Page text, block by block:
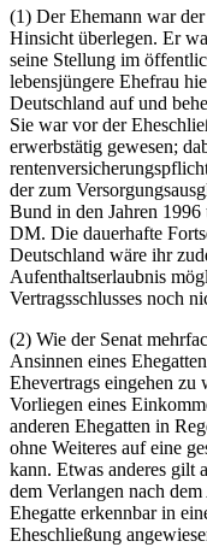
(1) Der Ehemann war
Hinsicht überlegen. Er
seine Stellung im
lebensjüngere Ehefrau
Deutschland auf und
Sie war vor der
erwerbstätig gewesen;
der zum
Bund in den Jahren
DM. Die dauerhafte
Deutschland wäre ihr
Aufenthaltserlaubnis
Vertragsschlusses noch
(2) Wie der Senat
Ansinnen eines
Ehevertrags eingehen
Vorliegen eines
anderen Ehegatten in
ohne Weiteres auf eine
kann. Etwas anderes gilt
dem Verlangen nach
Ehegatte erkennbar in
Eheschließung